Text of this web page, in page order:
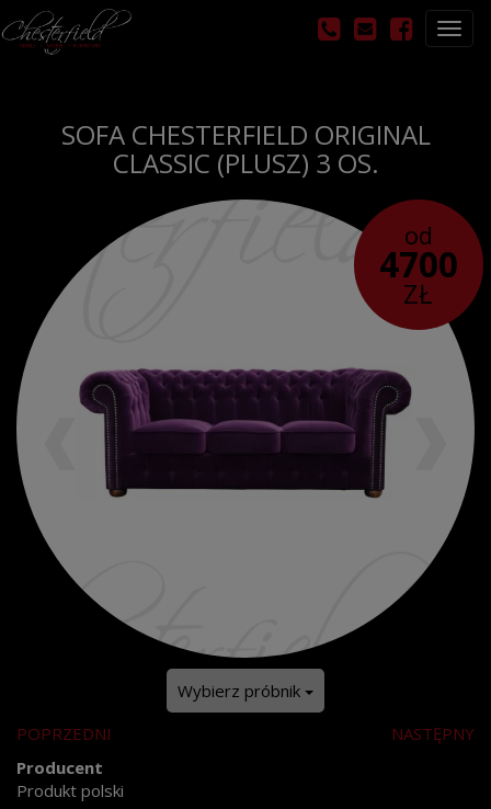
SOFA CHESTERFIELD ORIGINAL
CLASSIC (PLUSZ) 3 OS.
POPRZEDNI NASTĘPNY
od
4700
ZŁ
Wybierz próbnik
Producent
Produkt polski